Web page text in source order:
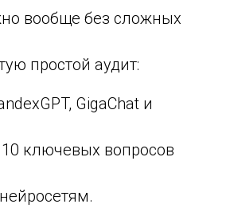
вообще без сложных
простой аудит:
GigaChat и
10 ключевых вопросов